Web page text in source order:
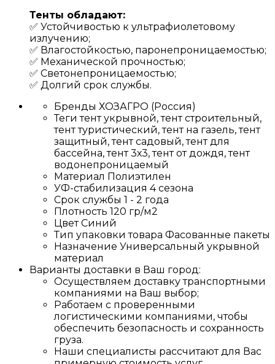
Тенты обладают:
✅ Устойчивостью к ультрафиолетовому
излучению;
✅ Влагостойкостью, паронепроницаемостью;
✅ Механической прочностью;
✅ Светонепроницаемостью;
✅ Долгий срок службы.
Бренды ХОЗАГРО (Россия)
Тегитент укрывной, тент строительный,
тент туристический, тент на газель, тент
защитный, тент садовый, тент для
бассейна, тент 3х3, тент от дождя, тент
водонепроницаемый
Материал Полиэтилен
УФ-стабилизация 4 сезона
Срок службы 1 - 2 года
Плотность 120 гр/м2
ЦветСиний
Тип упаковки товара Фасованные пакеты
Назначение Универсальный укрывной
материал
Варианты доставки в Ваш город:
Осуществляем доставку транспортными
компаниями на Ваш выбор;
Работаем с проверенными
логистическими компаниями, чтобы
обеспечить безопасность и сохранность
груза.
Наши специалисты рассчитают для Вас